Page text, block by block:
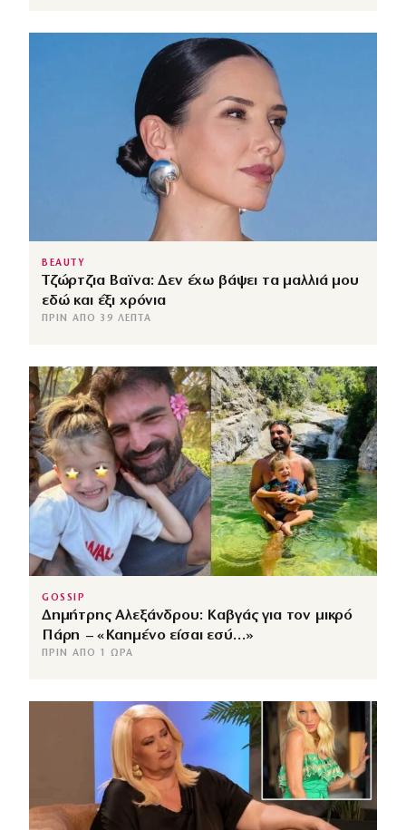
BEAUTY
Τζώρτζια Βαϊνα: Δεν έχω βάψει τα μαλλιά μου
εδώ και έξι χρόνια
ΠΡΙΝ ΑΠΌ 39 ΛΕΠΤΆ
GOSSIP
Δημήτρης Αλεξάνδρου: Καβγάς για τον μικρό
Πάρη – «Καημένο είσαι εσύ…»
ΠΡΙΝ ΑΠΌ 1 ΏΡΑ